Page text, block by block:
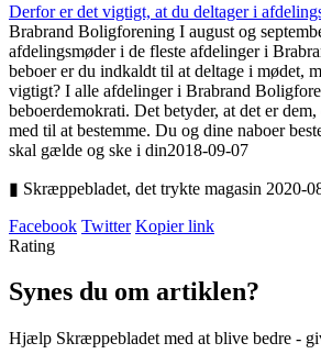
Derfor er det vigtigt, at du deltager i
Brabrand Boligforening I august og
afdelingsmøder i de fleste afdelinger i
beboer er du indkaldt til at deltage i mødet,
vigtigt? I alle afdelinger i Brabrand
beboerdemokrati. Det betyder, at det er dem,
med til at bestemme. Du og dine naboer
skal gælde og ske i din2018-09-07
▮ Skræppebladet, det trykte magasin 2020-
Facebook Twitter Kopier link
Rating
Synes du om artiklen?
Hjælp Skræppebladet med at blive bedre -